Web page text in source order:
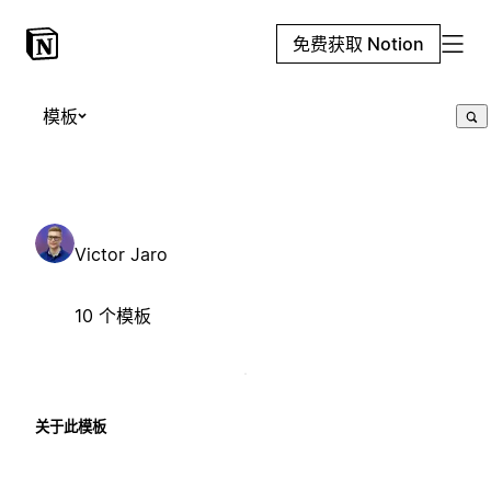
免费获取 Notion
模板
Victor Jaro
10 个模板
关于此模板